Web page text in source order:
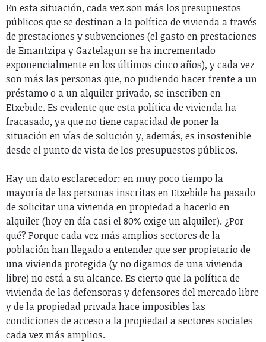
En esta situación, cada vez son más los presupuestos
públicos que se destinan a la política de vivienda a través
de prestaciones y subvenciones (el gasto en prestaciones
de Emantzipa y Gaztelagun se ha incrementado
exponencialmente en los últimos cinco años), y cada vez
son más las personas que, no pudiendo hacer frente a un
préstamo o a un alquiler privado, se inscriben en
Etxebide. Es evidente que esta política de vivienda ha
fracasado, ya que no tiene capacidad de poner la
situación en vías de solución y, además, es insostenible
desde el punto de vista de los presupuestos públicos.
Hay un dato esclarecedor: en muy poco tiempo la
mayoría de las personas inscritas en Etxebide ha pasado
de solicitar una vivienda en propiedad a hacerlo en
alquiler (hoy en día casi el 80% exige un alquiler). ¿Por
qué? Porque cada vez más amplios sectores de la
población han llegado a entender que ser propietario de
una vivienda protegida (y no digamos de una vivienda
libre) no está a su alcance. Es cierto que la política de
vivienda de las defensoras y defensores del mercado libre
y de la propiedad privada hace imposibles las
condiciones de acceso a la propiedad a sectores sociales
cada vez más amplios.